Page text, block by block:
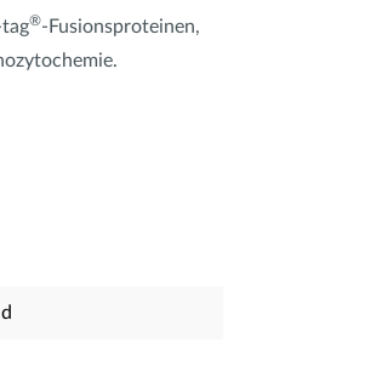
®-Fusionsproteinen,